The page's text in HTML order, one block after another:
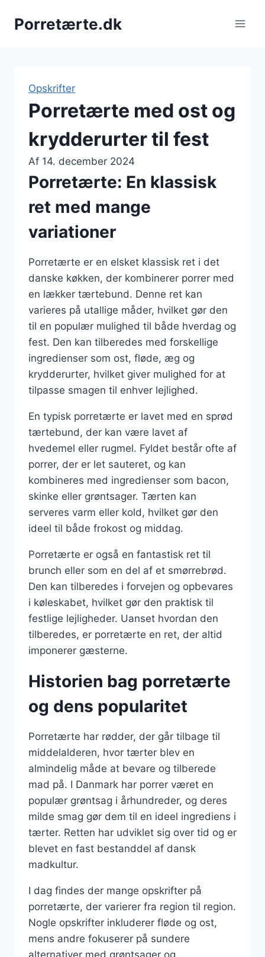
Porretærte.dk
Opskrifter
Porretærte med ost og
krydderurter til fest
Af 14. december 2024
Porretærte: En klassisk
ret med mange
variationer
Porretærte er en elsket klassisk ret i det
danske køkken, der kombinerer porrer med
en lækker tærtebund. Denne ret kan
varieres på utallige måder, hvilket gør den
til en populær mulighed til både hverdag og
fest. Den kan tilberedes med forskellige
ingredienser som ost, fløde, æg og
krydderurter, hvilket giver mulighed for at
tilpasse smagen til enhver lejlighed.
En typisk porretærte er lavet med en sprød
tærtebund, der kan være lavet af
hvedemel eller rugmel. Fyldet består ofte af
porrer, der er let sauteret, og kan
kombineres med ingredienser som bacon,
skinke eller grøntsager. Tærten kan
serveres varm eller kold, hvilket gør den
ideel til både frokost og middag.
Porretærte er også en fantastisk ret til
brunch eller som en del af et smørrebrød.
Den kan tilberedes i forvejen og opbevares
i køleskabet, hvilket gør den praktisk til
festlige lejligheder. Uanset hvordan den
tilberedes, er porretærte en ret, der altid
imponerer gæsterne.
Historien bag porretærte
og dens popularitet
Porretærte har rødder, der går tilbage til
middelalderen, hvor tærter blev en
almindelig måde at bevare og tilberede
mad på. I Danmark har porrer været en
populær grøntsag i århundreder, og deres
milde smag gør dem til en ideel ingrediens i
tærter. Retten har udviklet sig over tid og er
blevet en fast bestanddel af dansk
madkultur.
I dag findes der mange opskrifter på
porretærte, der varierer fra region til region.
Nogle opskrifter inkluderer fløde og ost,
mens andre fokuserer på sundere
alternativer med grøntsager og